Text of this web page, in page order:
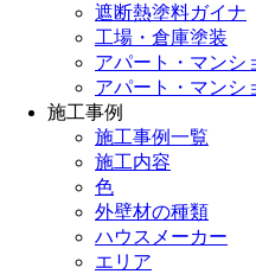
遮断熱塗料ガイナ
工場・倉庫塗装
アパート・マンシ
アパート・マンシ
施工事例
施工事例一覧
施工内容
色
外壁材の種類
ハウスメーカー
エリア